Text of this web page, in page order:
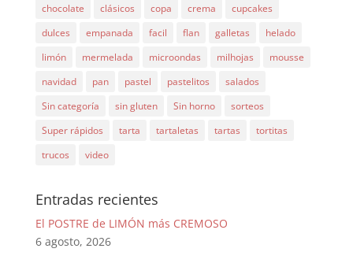
chocolate
clásicos copa crema
cupcakes
dulces
empanada facil flan galletas
helado
limón
mermelada microondas milhojas
mousse
navidad
pan pastel pastelitos
salados
Sin categoría
sin gluten Sin horno
sorteos
Super rápidos
tarta tartaletas tartas
tortitas
trucos
video
Entradas recientes
El POSTRE de LIMÓN más CREMOSO
6 agosto, 2026